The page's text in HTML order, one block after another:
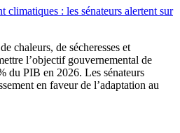
climatiques : les sénateurs alertent sur
chaleurs, de sécheresses et
l’objectif gouvernemental de
du PIB en 2026. Les sénateurs
en faveur de l’adaptation au